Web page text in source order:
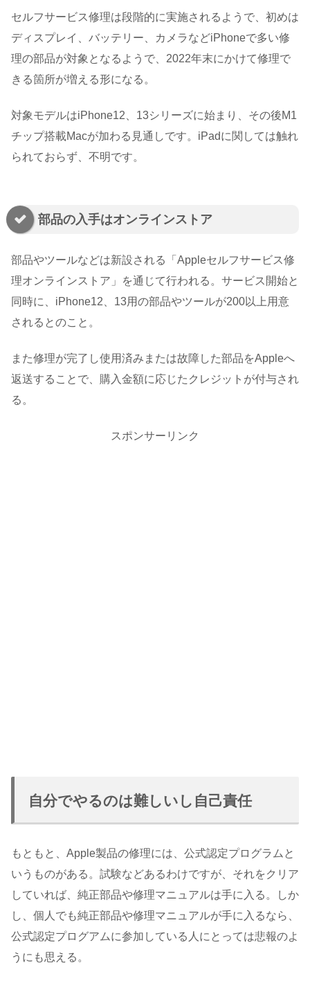
セルフサービス修理は段階的に実施されるようで、初めは
ディスプレイ、バッテリー、カメラなどiPhoneで多い修
理の部品が対象となるようで、2022年末にかけて修理で
きる箇所が増える形になる。
対象モデルはiPhone12、13シリーズに始まり、その後M1
チップ搭載Macが加わる見通しです。iPadに関しては触れ
られておらず、不明です。
部品の入手はオンラインストア
部品やツールなどは新設される「Appleセルフサービス修
理オンラインストア」を通じて行われる。サービス開始と
同時に、iPhone12、13用の部品やツールが200以上用意
されるとのこと。
また修理が完了し使用済みまたは故障した部品をAppleへ
返送することで、購入金額に応じたクレジットが付与され
る。
スポンサーリンク
自分でやるのは難しいし自己責任
もともと、Apple製品の修理には、公式認定プログラムと
いうものがある。試験などあるわけですが、それをクリア
していれば、純正部品や修理マニュアルは手に入る。しか
し、個人でも純正部品や修理マニュアルが手に入るなら、
公式認定プログアムに参加している人にとっては悲報のよ
うにも思える。